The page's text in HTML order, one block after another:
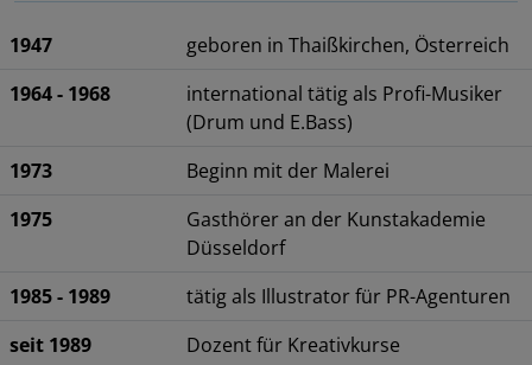
1947
geboren in Thaißkirchen, Österreich
1964 - 1968
international tätig als Profi-Musiker
(Drum und E.Bass)
1973
Beginn mit der Malerei
1975
Gasthörer an der Kunstakademie
Düsseldorf
1985 - 1989
tätig als Illustrator für PR-Agenturen
seit 1989
Dozent für Kreativkurse